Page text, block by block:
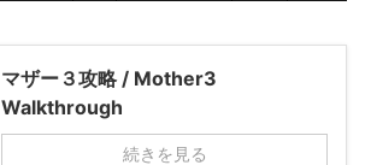
マザー３攻略 / Mother3
Walkthrough
続きを見る